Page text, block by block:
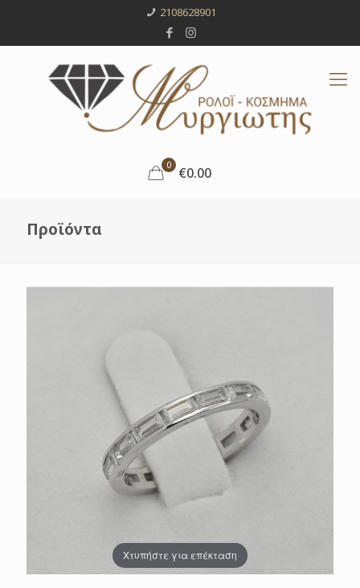
2108628901
0 €0.00
Προϊόντα
Χτυπήστε για επέκταση